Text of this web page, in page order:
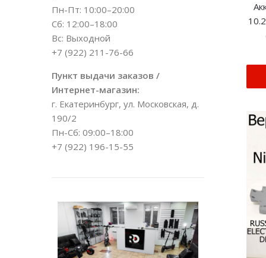
Пн-Пт: 10:00–20:00
Сб: 12:00–18:00
Вс: Выходной
+7 (922) 211-76-66
Пункт выдачи заказов /
Интернет-магазин:
г. Екатеринбург, ул. Московская, д.
190/2
Пн-Сб: 09:00–18:00
+7 (922) 196-15-55